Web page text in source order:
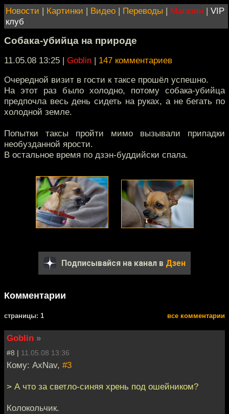
Новости | Картинки | Видео | Переводы | Магазин | VIP
клуб
Собака-убийца на природе
11.05.08 13:25 | Goblin | 147 комментариев
Очередной визит в гости к таксе прошёл успешно.
На этот раз было холодно, потому собака-убийца
предпочла весь день сидеть на руках, а не бегать по
холодной земле.
Попытки таксы пройти мимо вызывали припадки
необузданной ярости.
В остальное время по дзэн-буддийски спала.
Подписывайся на канал в Дзен
Комментарии
cтраницы: 1 все комментарии
Goblin »
#8 | 11.05.08 13:36
Кому: AxNav, #3
> А что за светло-синяя хрень под ошейником?
Колокольчик.